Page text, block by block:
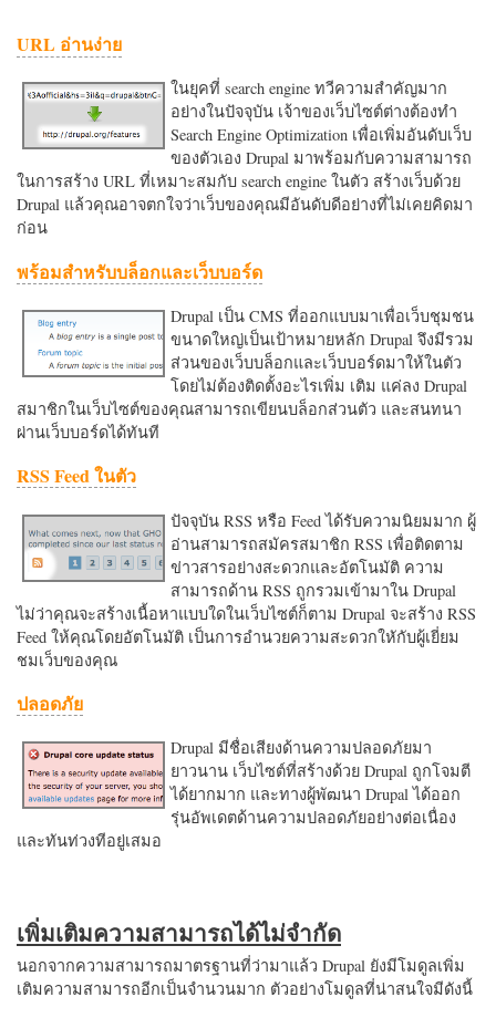
URL อ่านง่าย
ในยุคที่ search engine ทวีความสำคัญมาก
อย่างในปัจจุบัน เจ้าของเว็บไซต์ต่างต้องทำ
Search Engine Optimization เพื่อเพิ่มอันดับเว็บ
ของตัวเอง Drupal มาพร้อมกับความสามารถ
ในการสร้าง URL ที่เหมาะสมกับ search engine ในตัว สร้างเว็บด้วย
Drupal แล้วคุณอาจตกใจว่าเว็บของคุณมีอันดับดีอย่างที่ไม่เคยคิดมา
ก่อน
พร้อมสำหรับบล็อกและเว็บบอร์ด
Drupal เป็น CMS ที่ออกแบบมาเพื่อเว็บชุมชน
ขนาดใหญ่เป็นเป้าหมายหลัก Drupal จึงมีรวม
ส่วนของเว็บบล็อกและเว็บบอร์ดมาให้ในตัว
โดยไม่ต้องติดตั้งอะไรเพิ่ม เติม แค่ลง Drupal
สมาชิกในเว็บไซต์ของคุณสามารถเขียนบล็อกส่วนตัว และสนทนา
ผ่านเว็บบอร์ดได้ทันที
RSS Feed ในตัว
ปัจจุบัน RSS หรือ Feed ได้รับความนิยมมาก ผู้
อ่านสามารถสมัครสมาชิก RSS เพื่อติดตาม
ข่าวสารอย่างสะดวกและอัตโนมัติ ความ
สามารถด้าน RSS ถูกรวมเข้ามาใน Drupal
ไม่ว่าคุณจะสร้างเนื้อหาแบบใดในเว็บไซต์ก็ตาม Drupal จะสร้าง RSS
Feed ให้คุณโดยอัตโนมัติ เป็นการอำนวยความสะดวกใหักับผู้เยี่ยม
ชมเว็บของคุณ
ปลอดภัย
Drupal มีชื่อเสียงด้านความปลอดภัยมา
ยาวนาน เว็บไซต์ที่สร้างด้วย Drupal ถูกโจมตี
ได้ยากมาก และทางผู้พัฒนา Drupal ได้ออก
รุ่นอัพเดตด้านความปลอดภัยอย่างต่อเนื่อง
และทันท่วงทีอยู่เสมอ
เพิ่มเติมความสามารถได้ไม่จำกัด
นอกจากความสามารถมาตรฐานที่ว่ามาแล้ว Drupal ยังมีโมดูลเพิ่ม
เติมความสามารถอีกเป็นจำนวนมาก ตัวอย่างโมดูลที่น่าสนใจมีดังนี้